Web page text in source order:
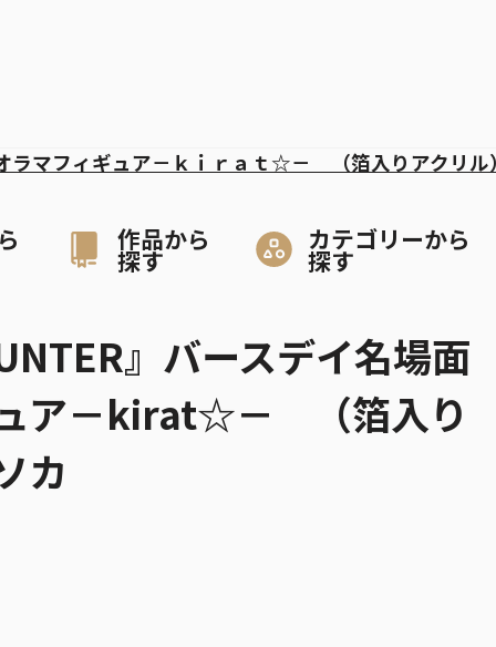
作品から
探す
カテゴリーから
探す
ラマフィギュア－ｋｉｒａｔ☆－ （箔入りアク
』バースデイ名場面
ア－kirat☆－ （箔入り
カ